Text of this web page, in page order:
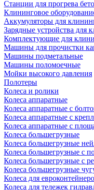
Станции для прогрева
Клининговое
Аккумуляторы для
Зарядные устройства для
Комплектующие для
Машины для прочистки
Машины подметальные
Машины поломоечные
Мойки высокого давления
Полотеры
Колеса и ролики
Колеса аппаратные
Колеса аппаратные с
Колеса аппаратные с
Колеса аппаратные с
Колеса большегрузные
Колеса большегрузные
Колеса большегрузные с
Колеса большегрузные с
Колеса большегрузные
Колеса для
Колеса для тележек